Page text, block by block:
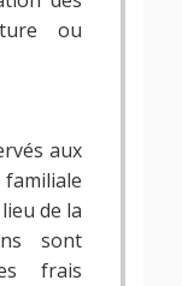
ou
aux
de la
sont
frais